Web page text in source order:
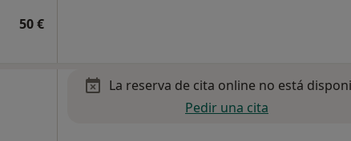
50 €
La reserva de cita online no está
Pedir una cita